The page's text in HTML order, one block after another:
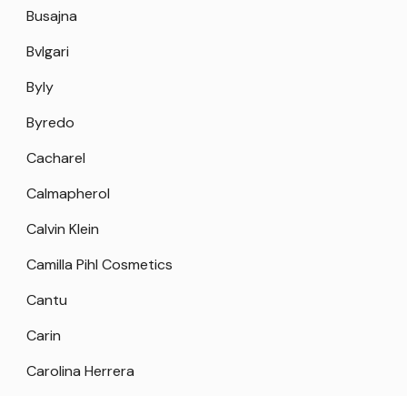
Busajna
Bvlgari
Byly
Byredo
Cacharel
Calmapherol
Calvin Klein
Camilla Pihl Cosmetics
Cantu
Carin
Carolina Herrera